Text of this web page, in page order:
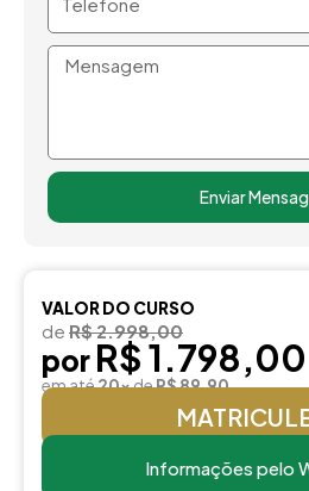
Mensagem
Enviar
VALOR DO CURSO
de R$ 2.998,00
por R$ 1.798,00
em até20xdeR$ 89,90
Informações pelo